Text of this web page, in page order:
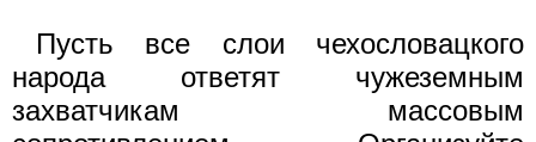
Пусть все слои чехословацкого
народа ответят чужеземным
захватчикам массовым